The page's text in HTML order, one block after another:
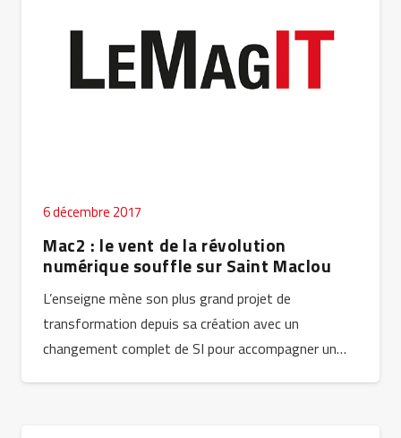
6 décembre 2017
Mac2 : le vent de la révolution
numérique souffle sur Saint Maclou
L’enseigne mène son plus grand projet de
transformation depuis sa création avec un
changement complet de SI pour accompagner un…